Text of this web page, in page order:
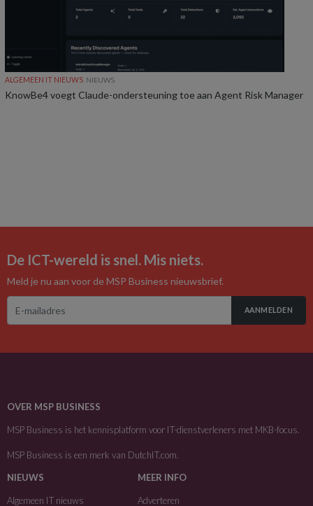
ALGEMEEN IT NIEUWS NIEUWS
KnowBe4 voegt Claude-ondersteuning toe aan Agent Risk Manager
De ICT-wereld is snel. Mis niets.
Meld je nu aan voor de MSP Business nieuwsbrief.
AANMELDEN
OVER MSP BUSINESS
MSP Business is het kennisplatform voor IT-dienstverleners met MKB-focus.
MSP Business is een merk van DutchIT.com.
NIEUWS
Algemeen IT nieuws
MEER INFO
Adverteren